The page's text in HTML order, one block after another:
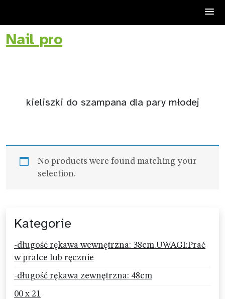
Skip
toNail pro
kieliszki do szampana dla pary młodej
No products were found matching your
selection.
Kategorie
-długość rękawa wewnętrzna: 38cm.UWAGI:Prać
w pralce lub ręcznie
-długość rękawa zewnętrzna: 48cm
00 x 21